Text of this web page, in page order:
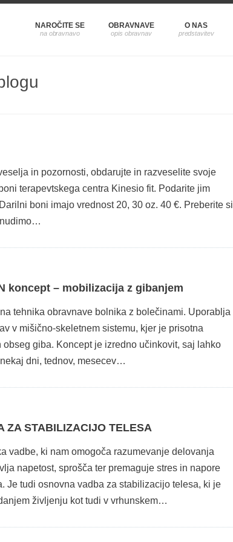
NAROČITE SE OBRAVNAVE O NAS
in pozornosti, obdarujte in razveselite svoje
terapevtskega centra Kinesio fit. Podarite jim
boni imajo vrednost 20, 30 oz. 40 €. Preberite si
koncept – mobilizacija z gibanjem
tehnika obravnave bolnika z bolečinami. Uporablja
v mišično-skeletnem sistemu, kjer je prisotna
obseg giba. Koncept je izredno učinkovit, saj lahko
dni, tednov, mesecev…
ZA STABILIZACIJO TELESA
vadbe, ki nam omogoča razumevanje delovanja
napetost, sprošča ter premaguje stres in napore
Je tudi osnovna vadba za stabilizacijo telesa, ki je
življenju kot tudi v vrhunskem…